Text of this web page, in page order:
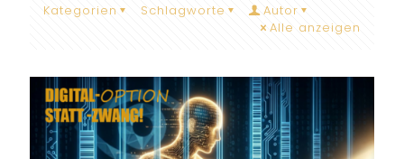
Kategorien Schlagworte
Autor
Alle anzeigen